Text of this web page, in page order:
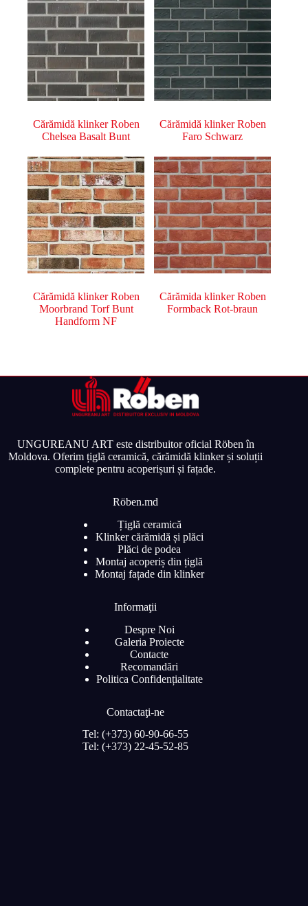
Cărămidă klinker Roben
Chelsea Basalt Bunt
Cărămidă klinker Roben
Faro Schwarz
Cărămidă klinker Roben
Moorbrand Torf Bunt
Handform NF
Cărămida klinker Roben
Formback Rot-braun
UNGUREANU ART este distribuitor oficial Röben în
Moldova. Oferim țiglă ceramică, cărămidă klinker și soluții
complete pentru acoperișuri și fațade.
Röben.md
Țiglă ceramică
Klinker cărămidă și plăci
Plăci de podea
Montaj acoperiș din țiglă
Montaj fațade din klinker
Informaţii
Despre Noi
Galeria Proiecte
Contacte
Recomandări
Politica Confidențialitate
Contactaţi-ne
Tel: (+373) 60-90-66-55
Tel: (+373) 22-45-52-85